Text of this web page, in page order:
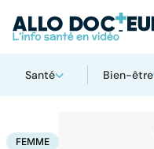
Santé Bien-être
AccueilBien-être
FEMME